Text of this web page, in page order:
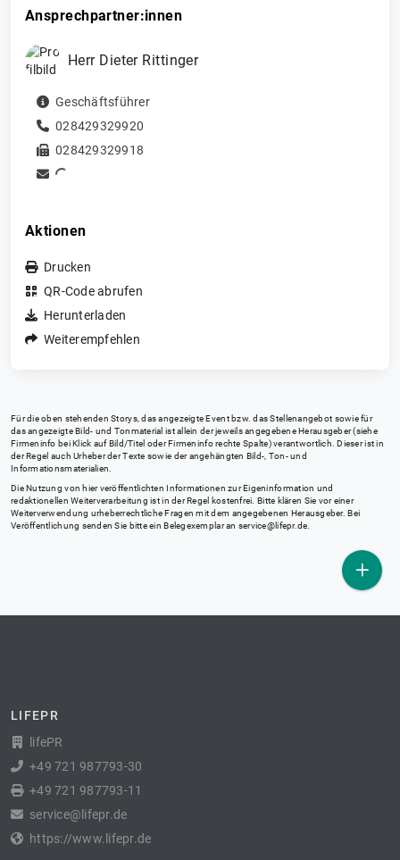
Ansprechpartner:innen
Herr Dieter Rittinger
Geschäftsführer
028429329920
028429329918
Aktionen
Drucken
QR-Code abrufen
Herunterladen
Weiterempfehlen
Für die oben stehenden Storys, das angezeigte Event bzw. das Stellenangebot sowie für
das angezeigte Bild- und Tonmaterial ist allein der jeweils angegebene Herausgeber (siehe
Firmeninfo bei Klick auf Bild/Titel oder Firmeninfo rechte Spalte) verantwortlich. Dieser ist in
der Regel auch Urheber der Texte sowie der angehängten Bild-, Ton- und
Informationsmaterialien.
Die Nutzung von hier veröffentlichten Informationen zur Eigeninformation und
redaktionellen Weiterverarbeitung ist in der Regel kostenfrei. Bitte klären Sie vor einer
Weiterverwendung urheberrechtliche Fragen mit dem angegebenen Herausgeber. Bei
Veröffentlichung senden Sie bitte ein Belegexemplar an service@lifepr.de
LIFEPR
lifePR
+49 721 987793-30
+49 721 987793-11
service@lifepr.de
https://www.lifepr.de